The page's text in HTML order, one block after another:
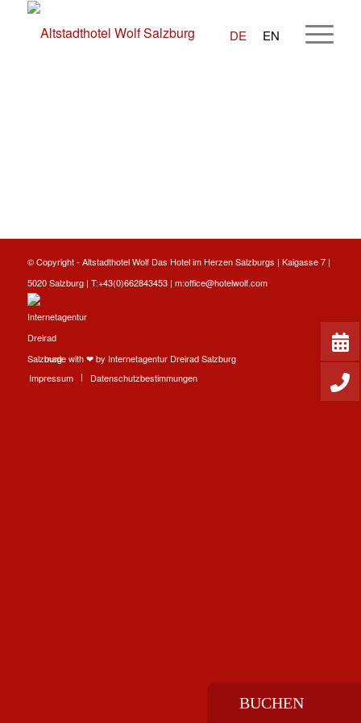
DE EN
BUCHEN
© Copyright - Altstadthotel WolfDas Hotel im Herzen Salzburgs | Kaigasse 7 |
5020 Salzburg | T:+43(0)662843453| m:office@hotelwolf.com
made with ❤ by Internetagentur Dreirad Salzburg
Impressum
Datenschutzbestimmungen